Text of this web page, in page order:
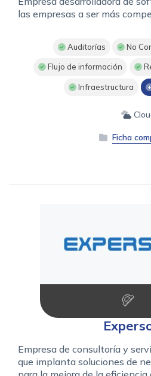
las empresas a ser más
Auditorías No
Flujo de información
Infraestructura
Ficha
Empresa de consultoría y
que implanta soluciones de